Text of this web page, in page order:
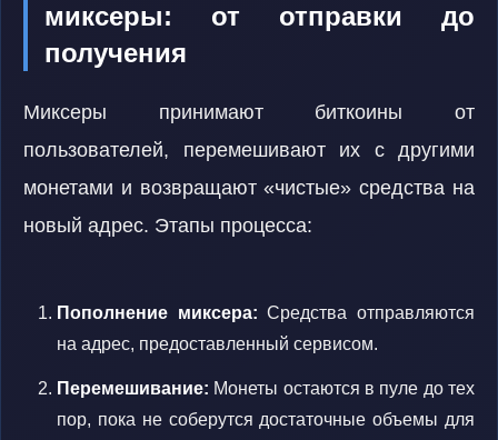
миксеры: от отправки до
получения
Миксеры принимают биткоины от
пользователей, перемешивают их с другими
монетами и возвращают «чистые» средства на
новый адрес. Этапы процесса:
Пополнение миксера: Средства отправляются
на адрес, предоставленный сервисом.
Перемешивание: Монеты остаются в пуле до тех
пор, пока не соберутся достаточные объемы для